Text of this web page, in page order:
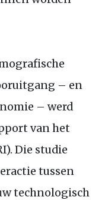
– en
– werd
van het
). Die studie
tussen
technologisch